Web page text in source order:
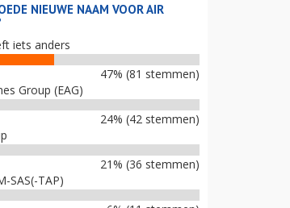
NIEUWE NAAM VOOR AIR
iets anders
47% (81 stemmen)
Group (EAG)
24% (42 stemmen)
21% (36 stemmen)
SAS(-TAP)